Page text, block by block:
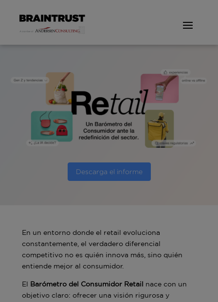
Descarga el informe
En un entorno donde el retail evoluciona
constantemente, el verdadero diferencial
competitivo no es quién innova más, sino quién
entiende mejor al consumidor.
El Barómetro del Consumidor Retail nace con un
objetivo claro: ofrecer una visión rigurosa y